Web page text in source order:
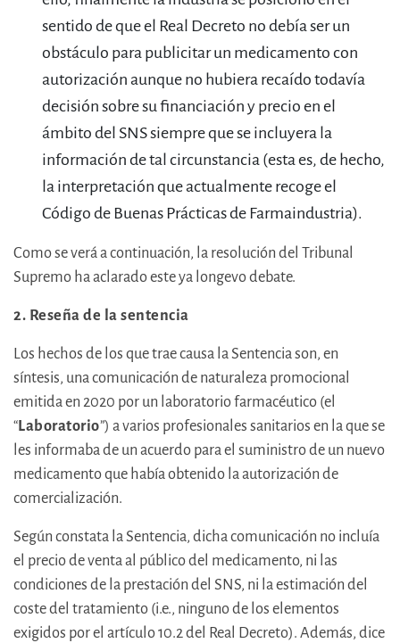
sentido de que el Real Decreto no debía ser un
obstáculo para publicitar un medicamento con
autorización aunque no hubiera recaído todavía
decisión sobre su financiación y precio en el
ámbito del SNS siempre que se incluyera la
información de tal circunstancia (esta es, de hecho,
la interpretación que actualmente recoge el
Código de Buenas Prácticas de Farmaindustria).
Como se verá a continuación, la resolución del Tribunal
Supremo ha aclarado este ya longevo debate.
2. Reseña de la sentencia
Los hechos de los que trae causa la Sentencia son, en
síntesis, una comunicación de naturaleza promocional
emitida en 2020 por un laboratorio farmacéutico (el
“Laboratorio”) a varios profesionales sanitarios en la que se
les informaba de un acuerdo para el suministro de un nuevo
medicamento que había obtenido la autorización de
comercialización.
Según constata la Sentencia, dicha comunicación no incluía
el precio de venta al público del medicamento, ni las
condiciones de la prestación del SNS, ni la estimación del
coste del tratamiento (i.e., ninguno de los elementos
exigidos por el artículo 10.2 del Real Decreto). Además, dice